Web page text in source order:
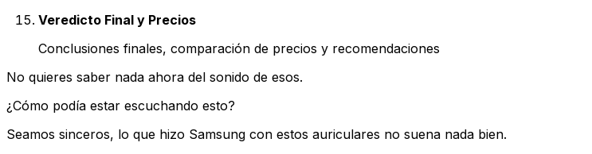
Veredicto Final y Precios
Conclusiones finales, comparación de precios y recomendaciones
No quieres saber nada ahora del sonido de esos.
¿Cómo podía estar escuchando esto?
Seamos sinceros, lo que hizo Samsung con estos auriculares no suena nada bien.